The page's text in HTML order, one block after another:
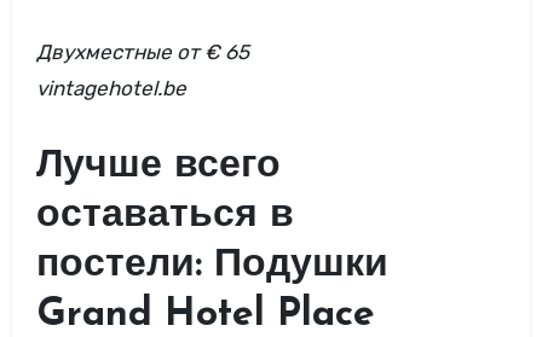
Двухместные от € 65
vintagehotel.be
Лучше всего
оставаться в
постели: Подушки
Grand Hotel Place